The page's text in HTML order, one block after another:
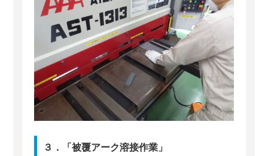
３．「被覆アーク溶接作業」